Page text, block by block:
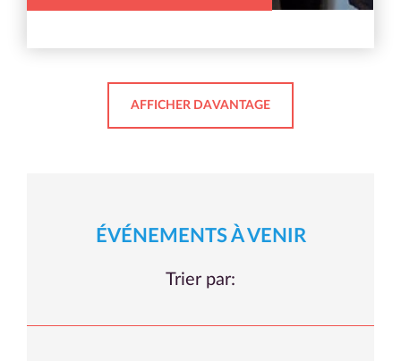
AFFICHER DAVANTAGE
ÉVÉNEMENTS À VENIR
Trier par: